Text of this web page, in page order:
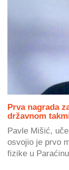
Prva nagrada
državnom
Pavle Mišić,
osvojio je prvo
fizike u